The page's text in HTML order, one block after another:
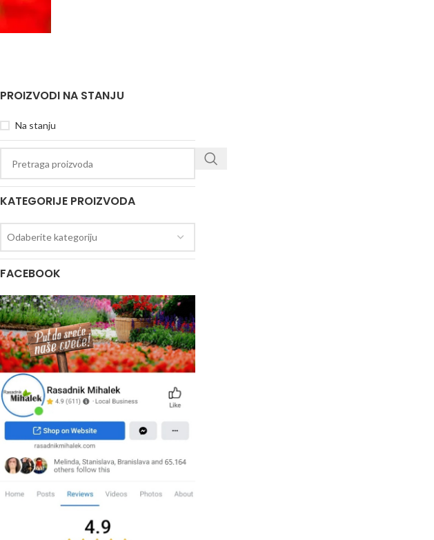
PROIZVODI NA STANJU
Na stanju
KATEGORIJE PROIZVODA
Odaberite kategoriju
FACEBOOK